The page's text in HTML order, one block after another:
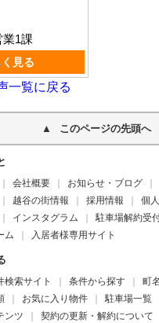
1課
見る
一覧に戻る
このページの先頭へ
会社概要 お知らせ・ブログ
越谷の街情報 採用情報
個
インスタグラム
駐車場解約受
ム
入居者様専用サイト
検索サイト 条件から探す
町
お気に入り物件
駐車場一覧
ンツ
契約の更新・解約について